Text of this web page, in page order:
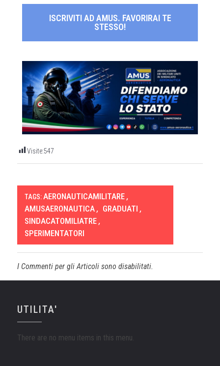
ISCRIVITI AD AMUS. FAVORIRAI TE
STESSO!
Visite:547
TAGS:AERONAUTICAMILITARE ,
AMUSAERONAUTICA , GRADUATI ,
SINDACATOMILIATRE ,
SPERIMENTATORI
I Commenti per gli Articoli sono disabilitati.
UTILITA'
There are no menu items in this menu.